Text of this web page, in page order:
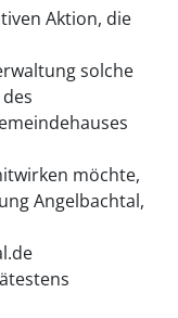
Aktion, die
solche
möchte,
Angelbachtal,